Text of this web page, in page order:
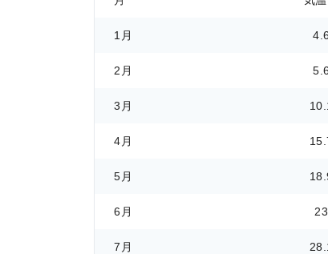
1月
2月
3月
4月
5月
6月
7月